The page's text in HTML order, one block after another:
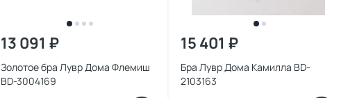
13 091 ₽
Золотое бра Лувр Дома Флемиш
BD-3004169
15 401 ₽
Бра Лувр Дома Камилла BD-
2103163